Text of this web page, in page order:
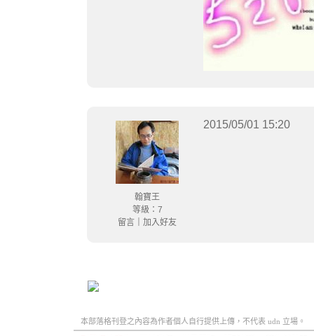
翰寶王
等級：7
留言
加入好友
2015/05/01 15:20
本部落格刊登之內容為作者個人自行提供上傳，不代表 udn 立場。